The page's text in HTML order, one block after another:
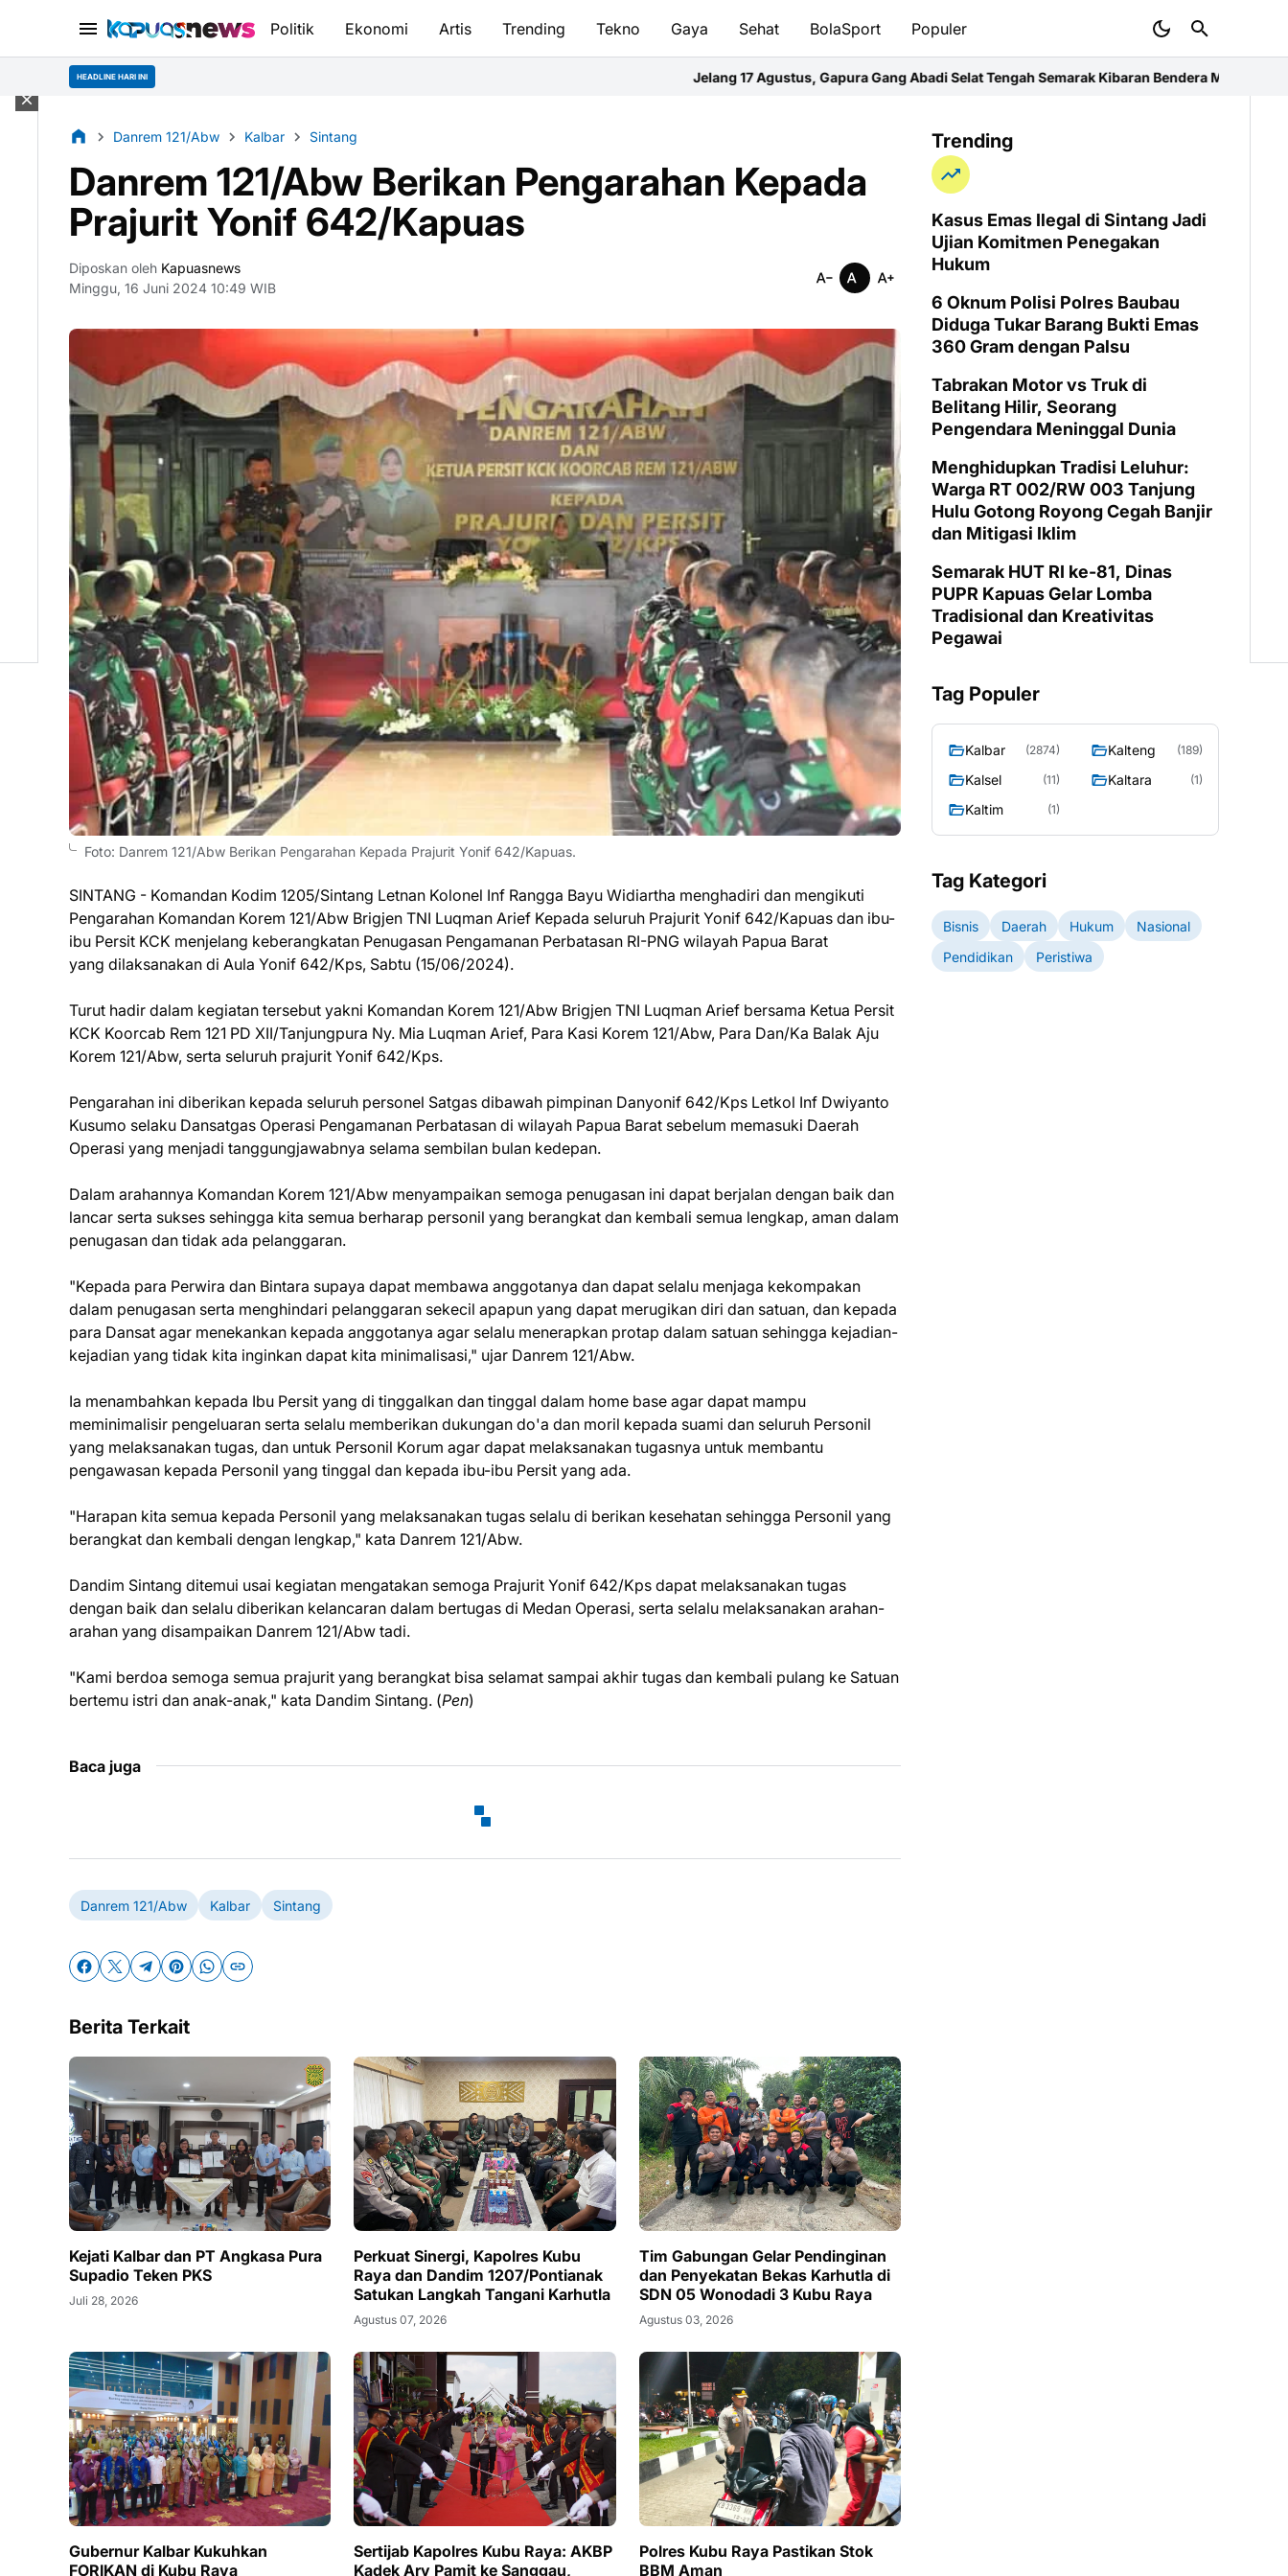
Politik Ekonomi Artis Trending Tekno Gaya Sehat BolaSport Populer
HEADLINE HARI INI Jelang 17 Agustus, Gapura Gang Abadi Selat Tengah Semarak Kibaran Bendera Merah PutihPolsek Kubu Raya
Danrem 121/Abw Kalbar Sintang
Danrem 121/Abw Berikan Pengarahan Kepada
Prajurit Yonif 642/Kapuas
Diposkan oleh Kapuasnews
Minggu, 16 Juni 2024 10:49 WIB
Foto: Danrem 121/Abw Berikan Pengarahan Kepada Prajurit Yonif 642/Kapuas.
SINTANG - Komandan Kodim 1205/Sintang Letnan Kolonel Inf Rangga Bayu Widiartha menghadiri dan mengikuti
Pengarahan Komandan Korem 121/Abw Brigjen TNI Luqman Arief Kepada seluruh Prajurit Yonif 642/Kapuas dan ibu-
ibu Persit KCK menjelang keberangkatan Penugasan Pengamanan Perbatasan RI-PNG wilayah Papua Barat
yang dilaksanakan di Aula Yonif 642/Kps, Sabtu (15/06/2024).
Turut hadir dalam kegiatan tersebut yakni Komandan Korem 121/Abw Brigjen TNI Luqman Arief bersama Ketua Persit
KCK Koorcab Rem 121 PD XII/Tanjungpura Ny. Mia Luqman Arief, Para Kasi Korem 121/Abw, Para Dan/Ka Balak Aju
Korem 121/Abw, serta seluruh prajurit Yonif 642/Kps.
Pengarahan ini diberikan kepada seluruh personel Satgas dibawah pimpinan Danyonif 642/Kps Letkol Inf Dwiyanto
Kusumo selaku Dansatgas Operasi Pengamanan Perbatasan di wilayah Papua Barat sebelum memasuki Daerah
Operasi yang menjadi tanggungjawabnya selama sembilan bulan kedepan.
Dalam arahannya Komandan Korem 121/Abw menyampaikan semoga penugasan ini dapat berjalan dengan baik dan
lancar serta sukses sehingga kita semua berharap personil yang berangkat dan kembali semua lengkap, aman dalam
penugasan dan tidak ada pelanggaran.
"Kepada para Perwira dan Bintara supaya dapat membawa anggotanya dan dapat selalu menjaga kekompakan
dalam penugasan serta menghindari pelanggaran sekecil apapun yang dapat merugikan diri dan satuan, dan kepada
para Dansat agar menekankan kepada anggotanya agar selalu menerapkan protap dalam satuan sehingga kejadian-
kejadian yang tidak kita inginkan dapat kita minimalisasi," ujar Danrem 121/Abw.
Ia menambahkan kepada Ibu Persit yang di tinggalkan dan tinggal dalam home base agar dapat mampu
meminimalisir pengeluaran serta selalu memberikan dukungan do'a dan moril kepada suami dan seluruh Personil
yang melaksanakan tugas, dan untuk Personil Korum agar dapat melaksanakan tugasnya untuk membantu
pengawasan kepada Personil yang tinggal dan kepada ibu-ibu Persit yang ada.
"Harapan kita semua kepada Personil yang melaksanakan tugas selalu di berikan kesehatan sehingga Personil yang
berangkat dan kembali dengan lengkap," kata Danrem 121/Abw.
Dandim Sintang ditemui usai kegiatan mengatakan semoga Prajurit Yonif 642/Kps dapat melaksanakan tugas
dengan baik dan selalu diberikan kelancaran dalam bertugas di Medan Operasi, serta selalu melaksanakan arahan-
arahan yang disampaikan Danrem 121/Abw tadi.
"Kami berdoa semoga semua prajurit yang berangkat bisa selamat sampai akhir tugas dan kembali pulang ke Satuan
bertemu istri dan anak-anak," kata Dandim Sintang. (Pen)
Baca juga
Danrem 121/Abw Kalbar Sintang
Berita Terkait
Kejati Kalbar dan PT Angkasa Pura
Supadio Teken PKS
Juli 28, 2026
Perkuat Sinergi, Kapolres Kubu
Raya dan Dandim 1207/Pontianak
Satukan Langkah Tangani Karhutla
Agustus 07, 2026
Tim Gabungan Gelar Pendinginan
dan Penyekatan Bekas Karhutla di
SDN 05 Wonodadi 3 Kubu Raya
Agustus 03, 2026
Gubernur Kalbar Kukuhkan
FORIKAN di Kubu Raya
Sertijab Kapolres Kubu Raya: AKBP
Kadek Ary Pamit ke Sanggau,
Polres Kubu Raya Pastikan Stok
BBM Aman
Trending
Kasus Emas Ilegal di Sintang Jadi
Ujian Komitmen Penegakan
Hukum
6 Oknum Polisi Polres Baubau
Diduga Tukar Barang Bukti Emas
360 Gram dengan Palsu
Tabrakan Motor vs Truk di
Belitang Hilir, Seorang
Pengendara Meninggal Dunia
Menghidupkan Tradisi Leluhur:
Warga RT 002/RW 003 Tanjung
Hulu Gotong Royong Cegah Banjir
dan Mitigasi Iklim
Semarak HUT RI ke-81, Dinas
PUPR Kapuas Gelar Lomba
Tradisional dan Kreativitas
Pegawai
Tag Populer
Kalbar (2874) Kalteng (189)
Kalsel (11) Kaltara (1)
Kaltim (1)
Tag Kategori
Bisnis Daerah Hukum
Nasional
Pendidikan
Peristiwa